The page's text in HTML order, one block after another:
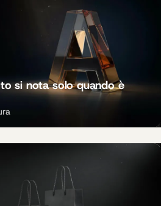
si nota solo quando è